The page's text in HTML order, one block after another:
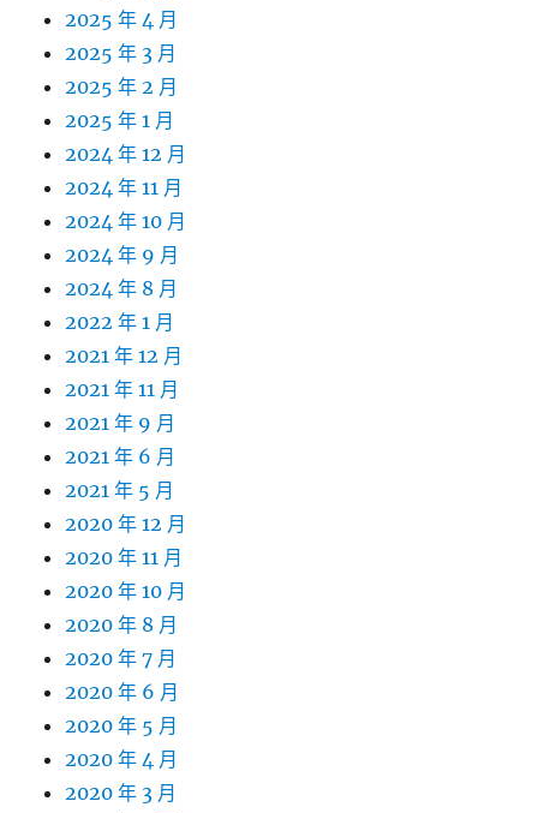
2025 年 4 月
2025 年 3 月
2025 年 2 月
2025 年 1 月
2024 年 12 月
2024 年 11 月
2024 年 10 月
2024 年 9 月
2024 年 8 月
2022 年 1 月
2021 年 12 月
2021 年 11 月
2021 年 9 月
2021 年 6 月
2021 年 5 月
2020 年 12 月
2020 年 11 月
2020 年 10 月
2020 年 8 月
2020 年 7 月
2020 年 6 月
2020 年 5 月
2020 年 4 月
2020 年 3 月